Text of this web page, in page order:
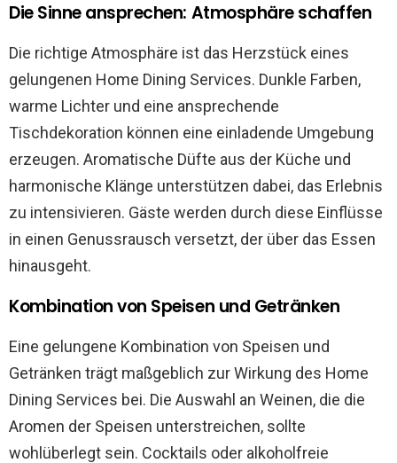
Die Sinne ansprechen: Atmosphäre schaffen
Die richtige Atmosphäre ist das Herzstück eines
gelungenen Home Dining Services. Dunkle Farben,
warme Lichter und eine ansprechende
Tischdekoration können eine einladende Umgebung
erzeugen. Aromatische Düfte aus der Küche und
harmonische Klänge unterstützen dabei, das Erlebnis
zu intensivieren. Gäste werden durch diese Einflüsse
in einen Genussrausch versetzt, der über das Essen
hinausgeht.
Kombination von Speisen und Getränken
Eine gelungene Kombination von Speisen und
Getränken trägt maßgeblich zur Wirkung des Home
Dining Services bei. Die Auswahl an Weinen, die die
Aromen der Speisen unterstreichen, sollte
wohlüberlegt sein. Cocktails oder alkoholfreie